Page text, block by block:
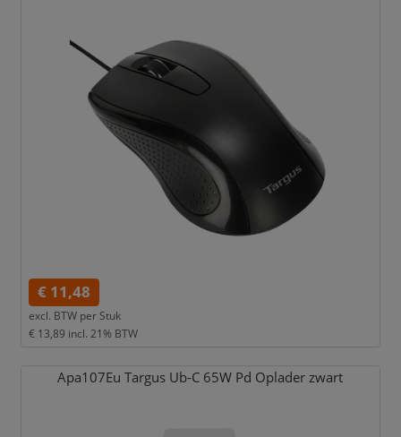
€ 11,48
excl. BTW per Stuk
€ 13,89 incl. 21% BTW
Apa107Eu Targus Ub-C 65W Pd Oplader zwart